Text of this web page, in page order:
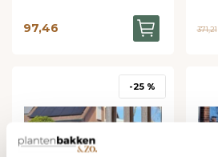
97,46 371,21
-25 %